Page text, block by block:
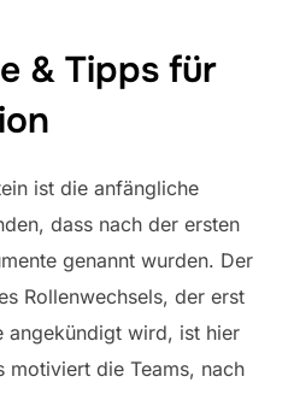
& Tipps für
ist die anfängliche
dass nach der ersten
genannt wurden. Der
Rollenwechsels, der erst
angekündigt wird, ist hier
die Teams, nach